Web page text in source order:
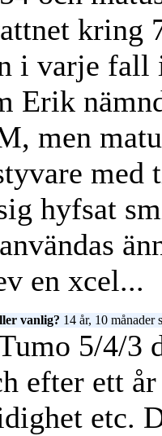
kring
i varje fall
Erik
men
med
hyfsat
en xcel...
vanlig? 14 år, 10 månader
5/4/3
efter ett
etc.